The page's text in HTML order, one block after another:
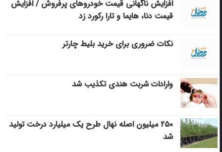
افزایش ناگهانی قیمت خودروهای پرفروش / افزایش
قیمت دنا، هایما و تارا رکورد زد
نکات ضروری برای خرید بلیط چارتر
وارادات شربت هندی تکذیب شد
۲۵۰ میلیون اصله نهال طرح یک میلیارد درخت تولید
شد